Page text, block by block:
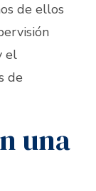
de ellos
el
de
una